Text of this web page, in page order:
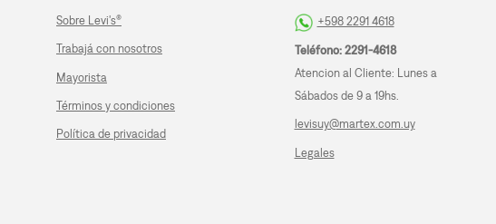
Sobre Levi's®
Trabajá con nosotros
Mayorista
Términos y condiciones
Política de privacidad
+598 2291 4618
Teléfono: 2291-4618
Atencion al Cliente: Lunes a
Sábados de 9 a 19hs.
levisuy@martex.com.uy
Legales